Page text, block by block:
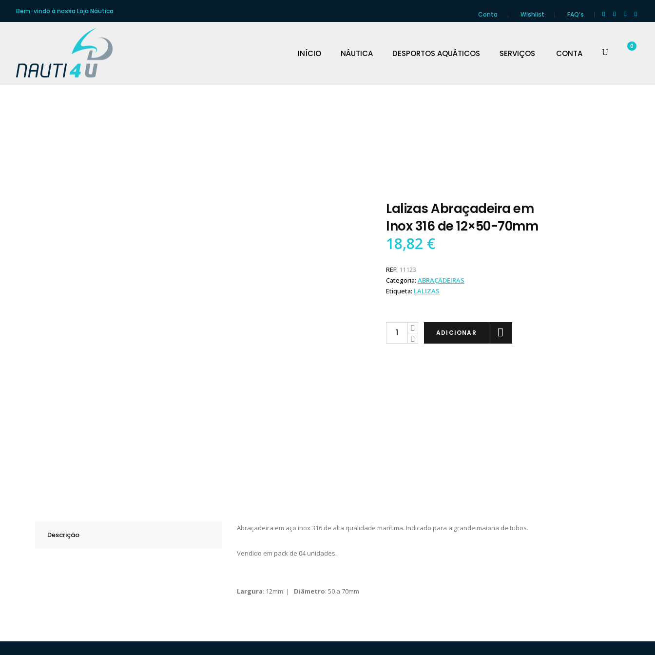
Bem-vindo à nossa Loja Náutica Conta Wishlist FAQ’s
INÍCIO NÁUTICA DESPORTOS AQUÁTICOS SERVIÇOS CONTA
0
Lalizas Abraçadeira em
Inox 316 de 12×50-70mm
18,82 €
REF: 11123
Categoria: ABRAÇADEIRAS
Etiqueta: LALIZAS
Lalizas
Abraçadeira
ADICIONAR
Descrição
Abraçadeira em aço inox 316 de alta qualidade marítima. Indicado para a grande maioria de tubos.
Vendido em pack de 04 unidades.
Largura: 12mm | Diâmetro: 50 a 70mm